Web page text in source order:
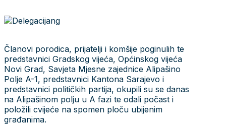
Članovi porodica, prijatelji i komšije poginulih te
predstavnici Gradskog vijeća, Općinskog vijeća
Novi Grad, Savjeta Mjesne zajednice Alipašino
Polje A-1, predstavnici Kantona Sarajevo i
predstavnici političkih partija, okupili su se danas
na Alipašinom polju u A fazi te odali počast i
položili cvijeće na spomen ploču ubijenim
građanima.